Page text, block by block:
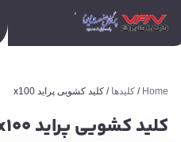
Home
/ کلیدها / کلید کشویی پراید x100
کلید کشویی پراید x100